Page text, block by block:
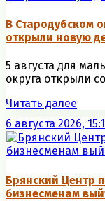
В Стародубском
открыли новую
5 августа для
округа открыли
Читать далее
6 августа 2026,
Брянский Центр
бизнесменам